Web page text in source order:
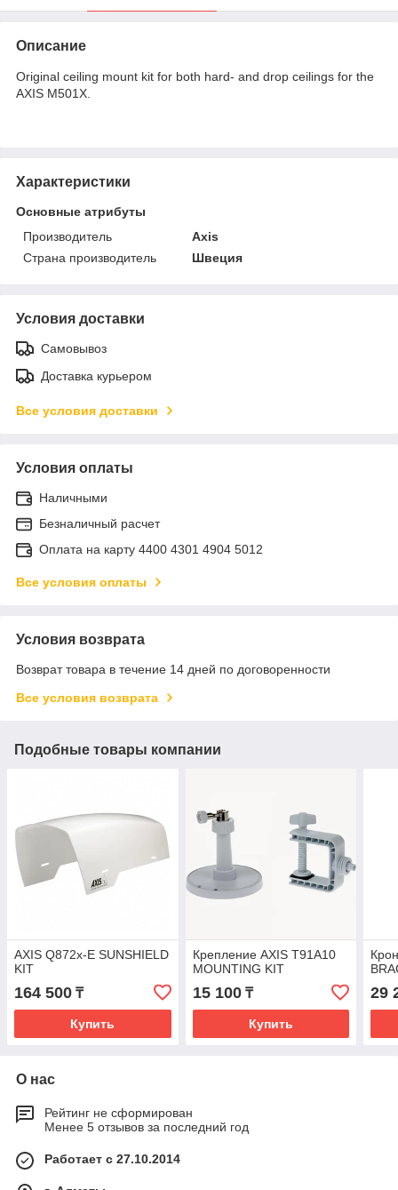
Описание
Original ceiling mount kit for both hard- and drop ceilings for the
AXIS M501X.
Характеристики
Основные атрибуты
Производитель
Axis
Страна производитель
Швеция
Условия доставки
Самовывоз
Доставка курьером
Все условия доставки
Условия оплаты
Наличными
Безналичный расчет
Оплата на карту 4400 4301 4904 5012
Все условия оплаты
Условия возврата
Возврат товара в течение 14 дней по договоренности
Все условия возврата
Подобные товары компании
AXIS Q872x-E SUNSHIELD
KIT
164 500 ₸
Купить
Крепление AXIS T91A10
MOUNTING KIT
15 100₸
Купить
29
О нас
Рейтинг не сформирован
Менее 5 отзывов за последний год
Работает с 27.10.2014